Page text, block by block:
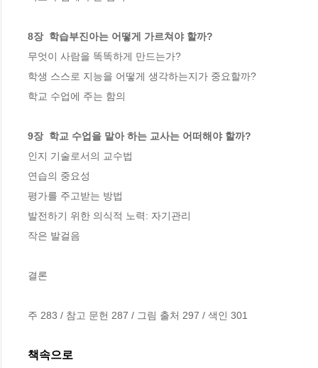
8장  학습부진아는 어떻게 가르쳐야 할까?
무엇이 사람을 똑똑하게 만드는가?
학생 스스로 지능을 어떻게 생각하는지가 중요할까?
학교 수업에 주는 함의
9장  학교 수업을 맡아 하는 교사는 어떠해야 할까?
인지 기술로서의 교수법
연습의 중요성
평가를 주고받는 방법
발전하기 위한 의식적 노력: 자기관리
작은 발걸음
결론
주 283 / 참고 문헌 287 / 그림 출처 297 / 색인 301
책속으로